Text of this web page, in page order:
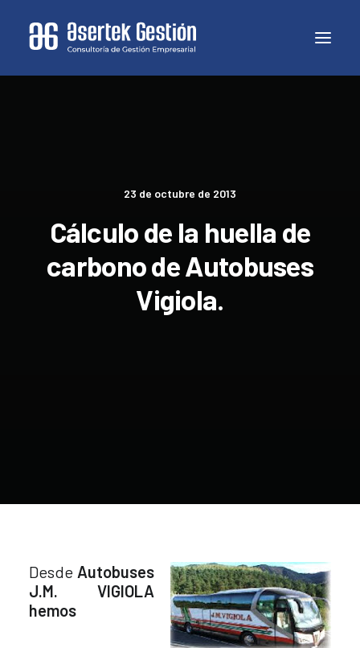
23 de octubre de 2013
Cálculo de la huella de
carbono de Autobuses
Vigiola.
Desde Autobuses
J.M. VIGIOLA
hemos